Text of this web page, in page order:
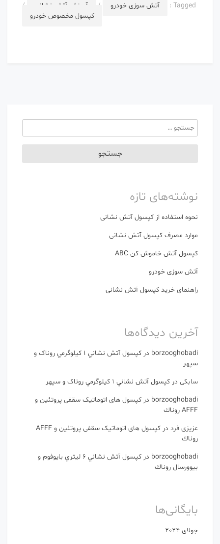
Tagged : آتش سوزی خودرو / آموزش آتش نشانی
/
کپسول مخصوص خودرو
جستجو
برای:
نوشته‌های تازه
نحوه استفاده از کپسول آتش نشانی
موارد مصرف کپسول آتش نشانی
کپسول آتش خاموش کن ABC
آتش سوزی خودرو
راهنمای خرید کپسول آتش نشانی
آخرین دیدگاه‌ها
borzooghobadi در
كپسول آتش نشاني 1 كيلوگرمي روناک و
سپهر
سابکی در كپسول آتش نشاني 1 كيلوگرمي روناک و سپهر
borzooghobadi در کپسول های اتوماتیک سقفی پروتئین و
AFFF روناك
عزیزی فرد در
کپسول های اتوماتیک سقفی پروتئین و AFFF
روناك
borzooghobadi در
كپسول آتش نشاني 6 ليتري بایوفوم و
بیوورسال روناك
بایگانی‌ها
جولای 2024